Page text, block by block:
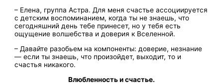
– Елена, группа Астра. Для меня счастье ассоциируется
с детским воспоминанием, когда ты не знаешь, что
сегодняшний день тебе принесет, но у тебя есть
ощущение волшебства и доверия к Вселенной.
– Давайте разобьем на компоненты: доверие, незнание
— если ты знаешь, что произойдет, выходит, то и
счастья никакого.
Влюбленность и счастье.